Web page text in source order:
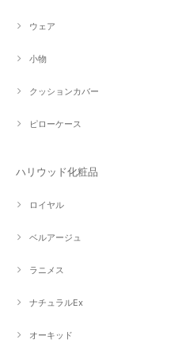
ウェア
小物
クッションカバー
ピローケース
ハリウッド化粧品
ロイヤル
ベルアージュ
ラニメス
ナチュラルEx
オーキッド